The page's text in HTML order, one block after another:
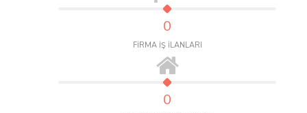
0
FİRMA İŞ İLANLARI
0